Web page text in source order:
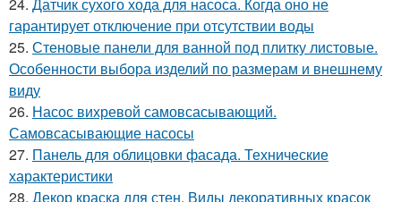
24. Датчик сухого хода для насоса. Когда оно не
гарантирует отключение при отсутствии воды
25. Стеновые панели для ванной под плитку листовые.
Особенности выбора изделий по размерам и внешнему
виду
26. Насос вихревой самовсасывающий.
Самовсасывающие насосы
27. Панель для облицовки фасада. Технические
характеристики
28. Декор краска для стен. Виды декоративных красок